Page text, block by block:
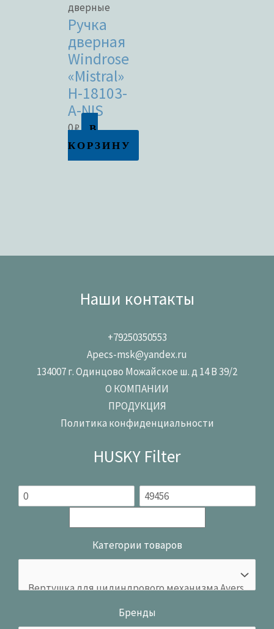
дверные
Ручка
дверная
Windrose
«Mistral»
H-18103-
A-NIS
0₽
В
КОРЗИНУ
Наши контакты
+79250350553
Apecs-msk@yandex.ru
134007 г. Одинцово Можайское ш. д 14 В 39/2
О КОМПАНИИ
ПРОДУКЦИЯ
Политика конфиденциальности
HUSKY Filter
Категории товаров
Бренды